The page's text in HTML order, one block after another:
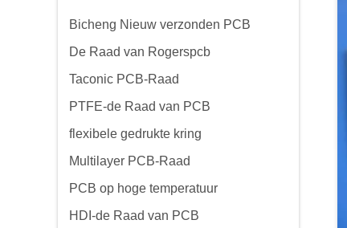
Bicheng Nieuw verzonden PCB
De Raad van Rogerspcb
Taconic PCB-Raad
PTFE-de Raad van PCB
flexibele gedrukte kring
Multilayer PCB-Raad
PCB op hoge temperatuur
HDI-de Raad van PCB